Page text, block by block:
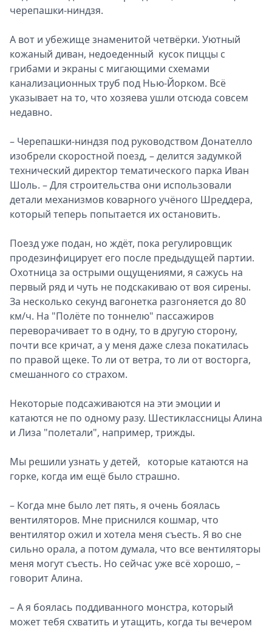
черепашки-ниндзя.
А вот и убежище знаменитой четвёрки. Уютный
кожаный диван, недоеденный кусок пиццы с
грибами и экраны с мигающими схемами
канализационных труб под Нью-Йорком. Всё
указывает на то, что хозяева ушли отсюда совсем
недавно.
– Черепашки-ниндзя под руководством Донателло
изобрели скоростной поезд, – делится задумкой
технический директор тематического парка Иван
Шоль. – Для строительства они использовали
детали механизмов коварного учёного Шреддера,
который теперь попытается их остановить.
Поезд уже подан, но ждёт, пока регулировщик
продезинфицирует его после предыдущей партии.
Охотница за острыми ощущениями, я сажусь на
первый ряд и чуть не подскакиваю от воя сирены.
За несколько секунд вагонетка разгоняется до 80
км/ч. На "Полёте по тоннелю" пассажиров
переворачивает то в одну, то в другую сторону,
почти все кричат, а у меня даже слеза покатилась
по правой щеке. То ли от ветра, то ли от восторга,
смешанного со страхом.
Некоторые подсаживаются на эти эмоции и
катаются не по одному разу. Шестиклассницы Алина
и Лиза "полетали", например, трижды.
Мы решили узнать у детей, которые катаются на
горке, когда им ещё было страшно.
– Когда мне было лет пять, я очень боялась
вентиляторов. Мне приснился кошмар, что
вентилятор ожил и хотела меня съесть. Я во сне
сильно орала, а потом думала, что все вентиляторы
меня могут съесть. Но сейчас уже всё хорошо, –
говорит Алина.
– А я боялась поддиванного монстра, который
может тебя схватить и утащить, когда ты вечером